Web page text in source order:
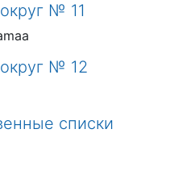
№ 11
№ 12
списки